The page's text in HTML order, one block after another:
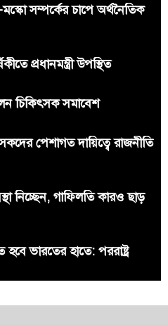
সম্পর্কের চাপে অর্থনৈতিক
প্রধানমন্ত্রী উপস্থিত
চিকিৎসক সমাবেশ
পেশাগত দায়িত্বে রাজনীতি
নিচ্ছেন, গাফিলতি কারও ছাড়
হবে ভারতের হাতে: পররাষ্ট্র